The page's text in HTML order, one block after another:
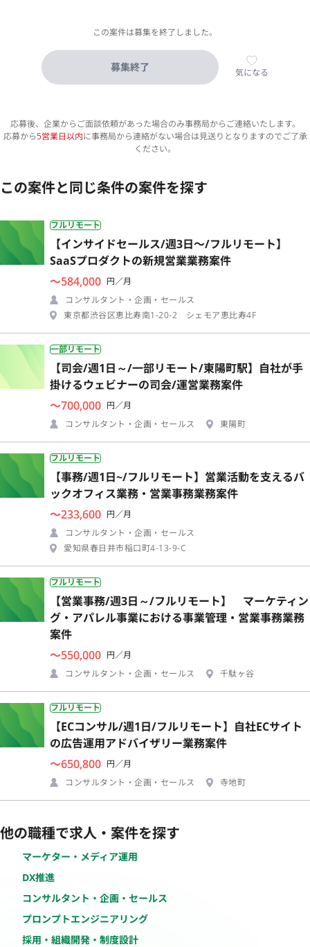
この案件は募集を終了しました。
募集終了 気になる
応募後、企業からご面談依頼があった場合のみ事務局からご連絡いたします。
応募から5営業日以内に事務局から連絡がない場合は見送りとなりますのでご了承
ください。
この案件と同じ条件の案件を探す
フルリモート
【インサイドセールス/週3日〜/フルリモート】
SaaSプロダクトの新規営業業務案件
〜584,000 円／月
コンサルタント・企画・セールス
東京都渋谷区恵比寿南1-20-2 シェモア恵比寿4F
一部リモート
【司会/週1日～/一部リモート/東陽町駅】自社が手
掛けるウェビナーの司会/運営業務案件
〜700,000 円／月
コンサルタント・企画・セールス
東陽町
フルリモート
【事務/週1日~/フルリモート】営業活動を支えるバ
ックオフィス業務・営業事務業務案件
〜233,600 円／月
コンサルタント・企画・セールス
愛知県春日井市稲口町4-13-9-C
フルリモート
【営業事務/週3日～/フルリモート】 マーケティン
グ・アパレル事業における事業管理・営業事務業務
案件
〜550,000 円／月
コンサルタント・企画・セールス
千駄ヶ谷
フルリモート
【ECコンサル/週1日/フルリモート】自社ECサイト
の広告運用アドバイザリー業務案件
〜650,800 円／月
コンサルタント・企画・セールス
寺地町
他の職種で求人・案件を探す
マーケター・メディア運用
DX推進
コンサルタント・企画・セールス
プロンプトエンジニアリング
採用・組織開発・制度設計